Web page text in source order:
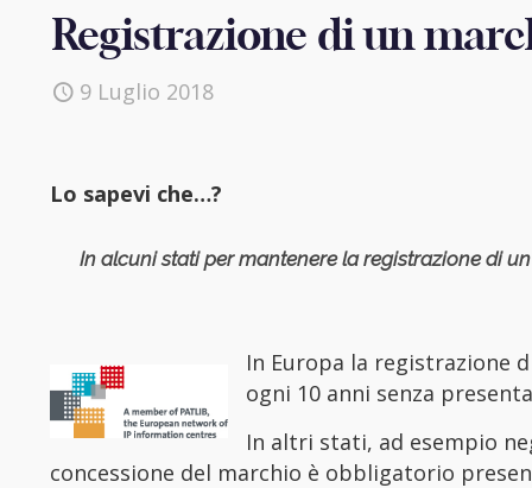
Registrazione di un
9 Luglio 2018
Lo sapevi che…?
In alcuni stati per mantenere la registrazione di
In Europa la registrazione
ogni 10 anni senza
In altri stati, ad esempio
concessione del marchio è obbligatorio